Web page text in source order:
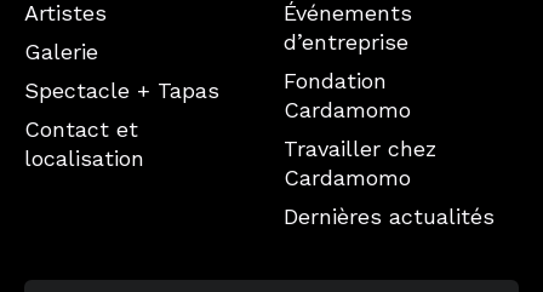
Artistes
Galerie
Spectacle + Tapas
Contact et
localisation
Événements
d’entreprise
Fondation
Cardamomo
Travailler chez
Cardamomo
Dernières actualités